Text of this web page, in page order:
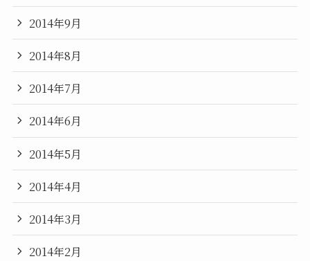
2014年9月
2014年8月
2014年7月
2014年6月
2014年5月
2014年4月
2014年3月
2014年2月